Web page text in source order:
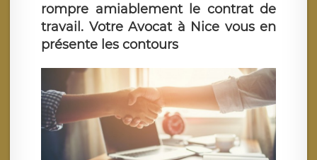
rompre amiablement le contrat de
travail. Votre Avocat à Nice vous en
présente les contours